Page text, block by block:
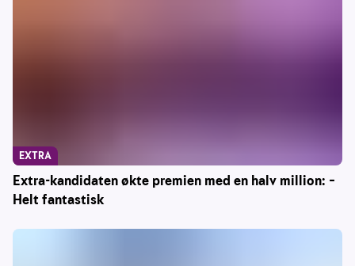
Extra-kandidaten økte premien med en halv million: –
Helt fantastisk
EXTRA